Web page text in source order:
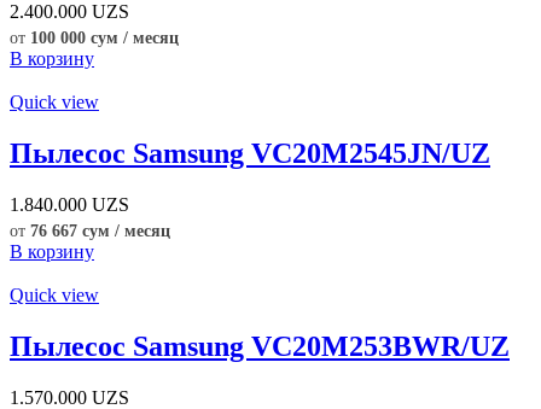
2.400.000 UZS
от 100 000 сум / месяц
В корзину
Quick view
Пылесос Samsung VC20M2545JN/UZ
1.840.000 UZS
от 76 667 сум / месяц
В корзину
Quick view
Пылесос Samsung VC20M253BWR/UZ
1.570.000 UZS